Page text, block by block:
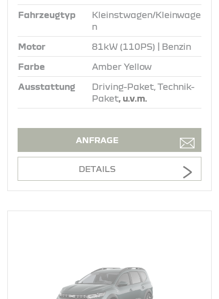
Fahrzeugtyp
Kleinstwagen/Kleinwage
n
Motor 81kW (110PS) | Benzin
Farbe Amber Yellow
Ausstattung
Driving-Paket, Technik-
Paket, u.v.m.
ANFRAGE
DETAILS